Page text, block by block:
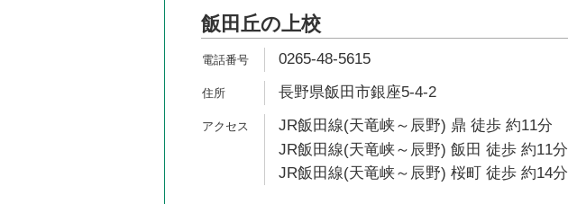
飯田丘の上校
0265-48-5615
長野県飯田市銀座5-4-2
JR飯田線(天竜峡～辰野) 鼎 徒歩 約11分
JR飯田線(天竜峡～辰野) 飯田 徒歩 約11分
JR飯田線(天竜峡～辰野) 桜町 徒歩 約14分